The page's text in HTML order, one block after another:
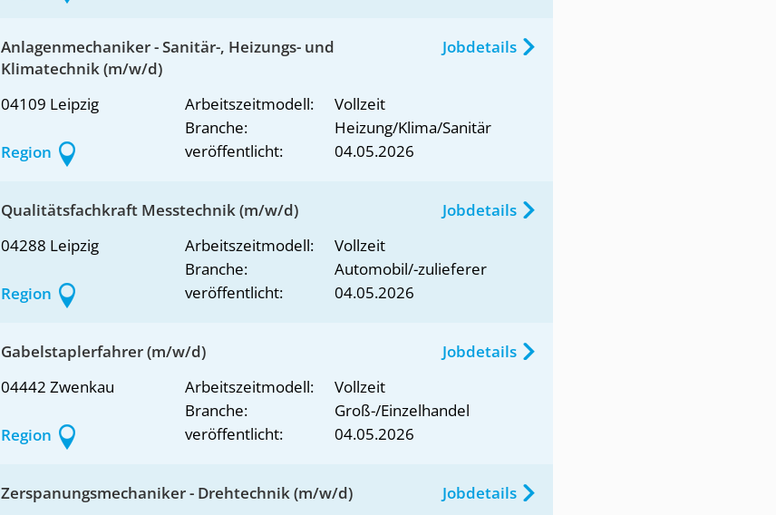
Anlagenmechaniker - Sanitär-, Heizungs- und
Klimatechnik (m/w/d)
04109 Leipzig
Arbeitszeitmodell:
Branche:
veröffentlicht:
Vollzeit
Heizung/Klima/Sanitär
04.05.2026
Jobdetails
Region
Qualitätsfachkraft Messtechnik (m/w/d)
04288 Leipzig
Arbeitszeitmodell:
Branche:
veröffentlicht:
Vollzeit
Automobil/-zulieferer
04.05.2026
Jobdetails
Region
Gabelstaplerfahrer (m/w/d)
04442 Zwenkau
Arbeitszeitmodell:
Branche:
veröffentlicht:
Vollzeit
Groß-/Einzelhandel
04.05.2026
Jobdetails
Region
Zerspanungsmechaniker - Drehtechnik (m/w/d)
Jobdetails